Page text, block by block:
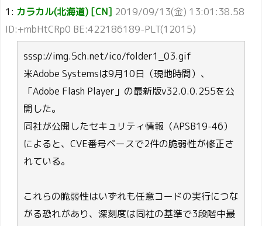
1: カラカル(北海道) [CN] 2019/09/13(金) 13:01:38.58
ID:+mbHtCRp0 BE:422186189-PLT(12015)
sssp://img.5ch.net/ico/folder1_03.gif
米Adobe Systemsは9月10日（現地時間）、
「Adobe Flash Player」の最新版v32.0.0.255を公
開した。
同社が公開したセキュリティ情報（APSB19-46）
によると、CVE番号ベースで2件の脆弱性が修正さ
れている。
これらの脆弱性はいずれも任意コードの実行につな
がる恐れがあり、深刻度は同社の基準で3段階中最